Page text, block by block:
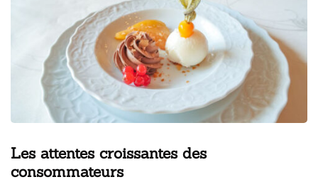
Les attentes croissantes des
consommateurs